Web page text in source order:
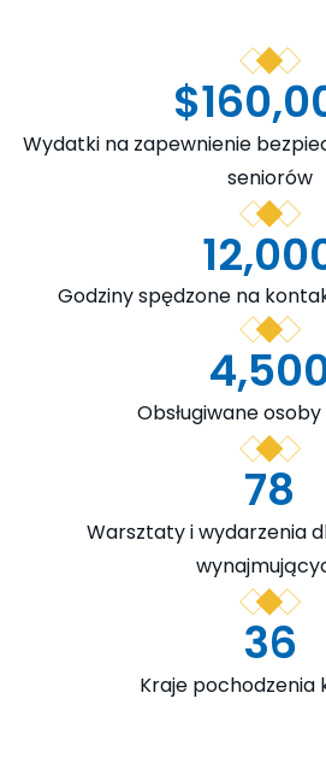
Wydatki na zapewnienie
seniorów
$
Godziny spędzone na
Obsługiwane
Warsztaty i wydarzenia
78
Kraje pochodzenia
36